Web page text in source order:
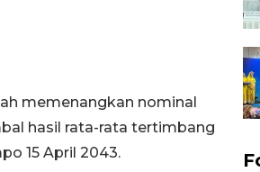
memenangkan nominal
hasil rata-rata tertimbang
15 April 2043.